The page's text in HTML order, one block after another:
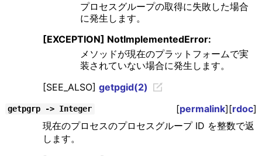
プロセスグループの取得に失敗した場合
に発生します。
[EXCEPTION] NotImplementedError:
メソッドが現在のプラットフォームで実
装されていない場合に発生します。
[SEE_ALSO] getpgid(2)
getpgrp -> Integer [permalink][rdoc]
現在のプロセスのプロセスグループ ID を整数で返
します。